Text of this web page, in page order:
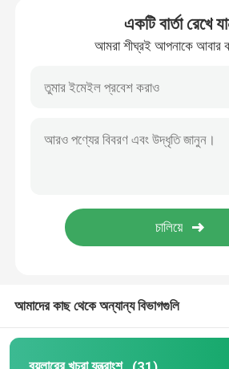
সুপারহিটার এবং রিহিটার
বিজোড় স্টেইনলেস টিউব
একটি বার্তা রেখে
আমরা শীঘ্রই আপনাকে আবার
আমাদের কাছ থেকে অন্যান্য বিভাগগুলি